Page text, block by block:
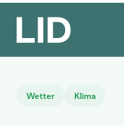
Wetter Klima